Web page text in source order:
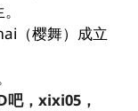
（樱舞）成立
吧，xixi05，